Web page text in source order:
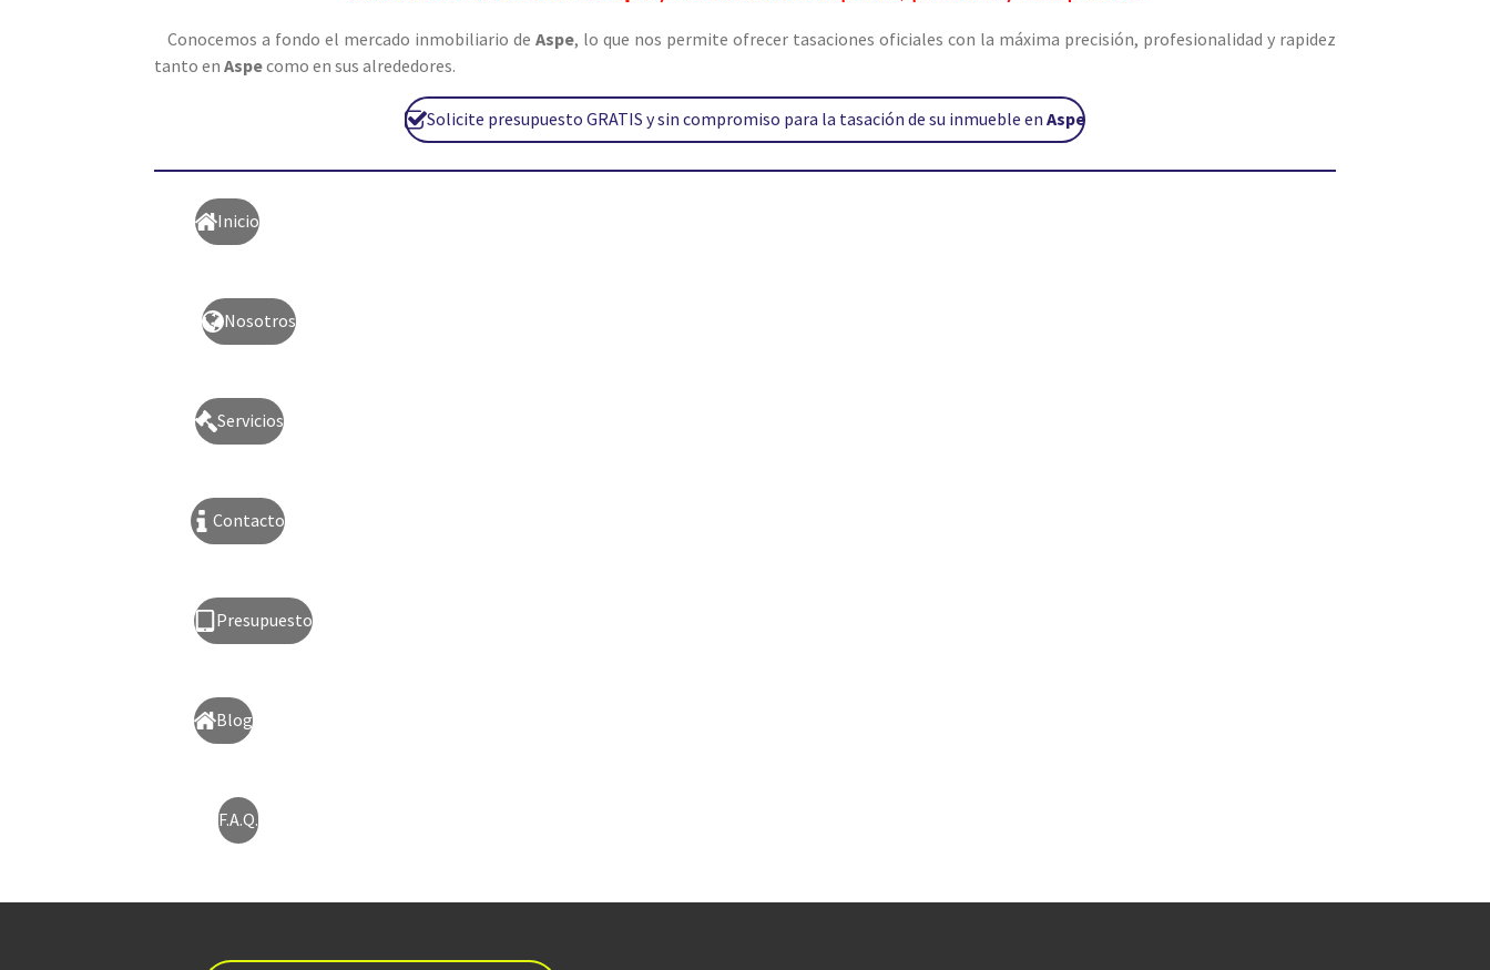
Conocemos a fondo el mercado inmobiliario de Aspe, lo que nos permite ofrecer tasaciones oficiales con la máxima precisión, profesionalidad y rapidez
tanto en Aspecomo en sus alrededores.
Solicite presupuesto GRATIS y sin compromiso para la tasación de su inmueble en Aspe
Inicio
Nosotros
Servicios
Contacto
Presupuesto
Blog
F.A.Q.